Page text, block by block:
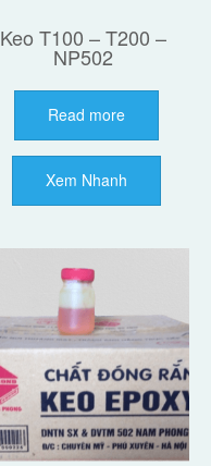
Keo T100 – T200 –
NP502
Read more
Xem Nhanh